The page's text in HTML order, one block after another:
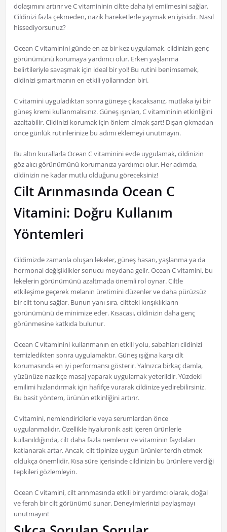
dolaşımını artırır ve C vitamininin ciltte daha iyi emilmesini sağlar.
Cildinizi fazla çekmeden, nazik hareketlerle yaymak en iyisidir. Nasıl
hissediyorsunuz?
Ocean C vitaminini günde en az bir kez uygulamak, cildinizin genç
görünümünü korumaya yardımcı olur. Erken yaşlanma
belirtileriyle savaşmak için ideal bir yol! Bu rutini benimsemek,
cildinizi şımartmanın en etkili yollarından biri.
C vitamini uyguladıktan sonra güneşe çıkacaksanız, mutlaka iyi bir
güneş kremi kullanmalısınız. Güneş ışınları, C vitamininin etkinliğini
azaltabilir. Cildinizi korumak için önlem almak şart! Dışarı çıkmadan
önce günlük rutinlerinize bu adımı eklemeyi unutmayın.
Bu altın kurallarla Ocean C vitaminini evde uygulamak, cildinizin
göz alıcı görünümünü korumanıza yardımcı olur. Her adımda,
cildinizin ne kadar mutlu olduğunu göreceksiniz!
Cilt Arınmasında Ocean C
Vitamini: Doğru Kullanım
Yöntemleri
Cildimizde zamanla oluşan lekeler, güneş hasarı, yaşlanma ya da
hormonal değişiklikler sonucu meydana gelir. Ocean C vitamini, bu
lekelerin görünümünü azaltmada önemli rol oynar. Ciltle
etkileşime geçerek melanin üretimini düzenler ve daha pürüzsüz
bir cilt tonu sağlar. Bunun yanı sıra, ciltteki kırışıklıkların
görünümünü de minimize eder. Kısacası, cildinizin daha genç
görünmesine katkıda bulunur.
Ocean C vitaminini kullanmanın en etkili yolu, sabahları cildinizi
temizledikten sonra uygulamaktır. Güneş ışığına karşı cilt
korumasında en iyi performansı gösterir. Yalnızca birkaç damla,
yüzünüze nazikçe masaj yaparak uygulamak yeterlidir. Yüzdeki
emilimi hızlandırmak için hafifçe vurarak cildinize yedirebilirsiniz.
Bu basit yöntem, ürünün etkinliğini artırır.
C vitamini, nemlendiricilerle veya serumlardan önce
uygulanmalıdır. Özellikle hyaluronik asit içeren ürünlerle
kullanıldığında, cilt daha fazla nemlenir ve vitaminin faydaları
katlanarak artar. Ancak, cilt tipinize uygun ürünler tercih etmek
oldukça önemlidir. Kısa süre içerisinde cildinizin bu ürünlere verdiği
tepkileri gözlemleyin.
Ocean C vitamini, cilt arınmasında etkili bir yardımcı olarak, doğal
ve ferah bir cilt görünümü sunar. Deneyimlerinizi paylaşmayı
unutmayın!